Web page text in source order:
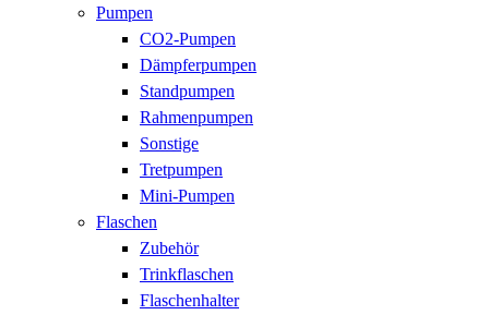
Pumpen
CO2-Pumpen
Dämpferpumpen
Standpumpen
Rahmenpumpen
Sonstige
Tretpumpen
Mini-Pumpen
Flaschen
Zubehör
Trinkflaschen
Flaschenhalter